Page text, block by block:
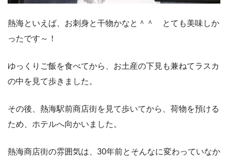
熱海といえば、お刺身と干物かなと＾＾ とても美味しか
ったです～！
ゆっくりご飯を食べてから、お土産の下見も兼ねてラスカ
の中を見て歩きました。
その後、熱海駅前商店街を見て歩いてから、荷物を預ける
ため、ホテルへ向かいました。
熱海商店街の雰囲気は、30年前とそんなに変わっていなか